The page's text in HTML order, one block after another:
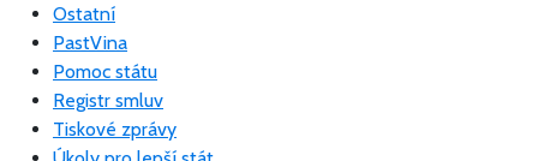
Ostatní
PastVina
Pomoc státu
Registr smluv
Tiskové zprávy